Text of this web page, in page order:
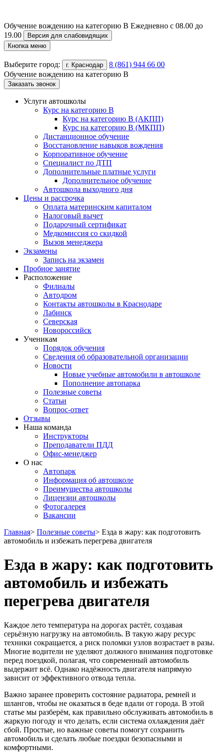
Обучение вождению на категорию B Ежедневно с 08.00 до
19.00
Версия для слабовидящих
Кнопка меню
Выберите город: г. Краснодар
8 (861) 944 66 00
Обучение вождению на категорию B
Заказать звонок
Услуги автошколы
Курс на категорию В
Курс на категорию В (АКПП)
Курс на категорию В (МКПП)
Дистанционное обучение
Восстановление навыков вождения
Корпоративное обучение
Специалист по ДТП
Дополнительные платные услуги
Дополнительное обучение
Автошкола выходного дня
Цены и рассрочка
Оплата материнским капиталом
Налоговый вычет
Подарочный сертификат
Медкомиссия со скидкой
Вызов менеджера
Экзамены
Запись на экзамен
Пробное занятие
Расположение
Филиалы
Автодром
Контакты автошколы в Краснодаре
Лабинск
Северская
Новороссийск
Ученикам
Порядок обучения
Сведения об образовательной организации
Новости
Новые учебные автомобили в автошколе
Пополнение автопарка
Полезные советы
Статьи
Вопрос-ответ
Отзывы
Наша команда
Инструкторы
Преподаватели ПДД
Офис-менеджер
О нас
Автопарк
Информация об автошколе
Преимущества автошколы
Лицензии автошколы
Фотогалерея
Вакансии
Главная> Полезные советы> Езда в жару: как подготовить
автомобиль и избежать перегрева двигателя
Езда в жару: как подготовить
автомобиль и избежать
перегрева двигателя
Каждое лето температура на дорогах растёт, создавая
серьёзную нагрузку на автомобиль. В такую жару ресурс
техники сокращается, а риск поломки узлов возрастает в разы.
Многие водители не уделяют должного внимания подготовке
перед поездкой, полагая, что современный автомобиль
выдержит всё. Однако надёжность двигателя напрямую
зависит от эффективного отвода тепла.
Важно заранее проверить состояние радиатора, ремней и
шлангов, чтобы не оказаться в беде вдали от города. В этой
статье мы разберём, как правильно обслуживать автомобиль в
жаркую погоду и что делать, если система охлаждения даёт
сбой. Простые, но важные советы помогут сохранить
автомобиль и сделать любые поездки безопасными и
комфортными.